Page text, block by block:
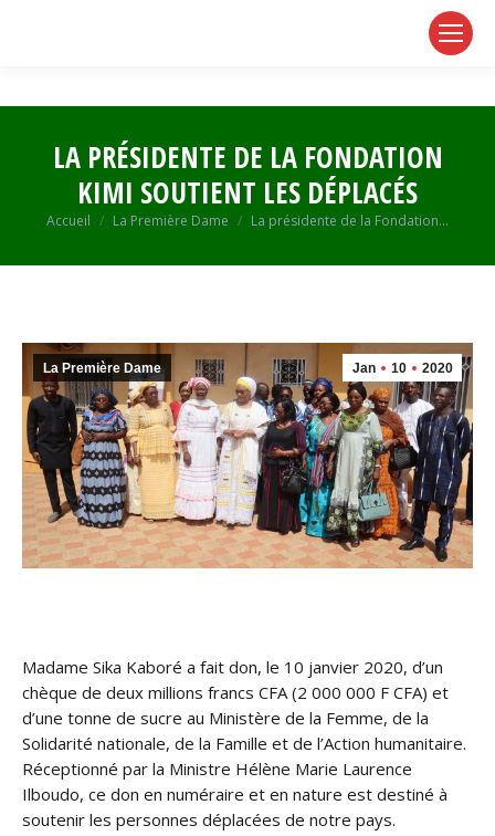
LA PRÉSIDENTE DE LA FONDATION
KIMI SOUTIENT LES DÉPLACÉS
Vous êtes ici :
Accueil La Première Dame La présidente de la Fondation…
Jan 10 2020
La Première Dame
Madame Sika Kaboré a fait don, le 10 janvier 2020, d’un
chèque de deux millions francs CFA (2 000 000 F CFA) et
d’une tonne de sucre au Ministère de la Femme, de la
Solidarité nationale, de la Famille et de l’Action humanitaire.
Réceptionné par la Ministre Hélène Marie Laurence
Ilboudo, ce don en numéraire et en nature est destiné à
soutenir les personnes déplacées de notre pays.